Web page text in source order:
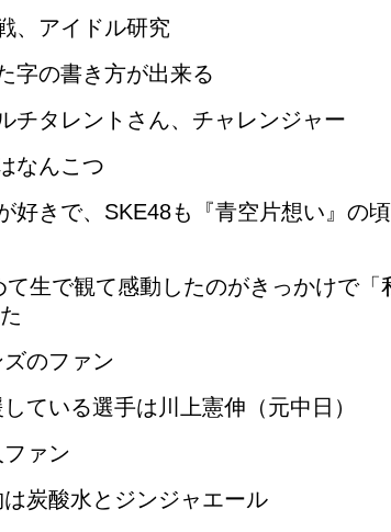
、アイドル研究
字の書き方が出来る
チタレントさん、チャレンジャー
なんこつ
好きで、SKE48も『青空片想い』の
生で観て感動したのがきっかけで「
のファン
ている選手は川上憲伸（元中日）
ァン
炭酸水とジンジャエール